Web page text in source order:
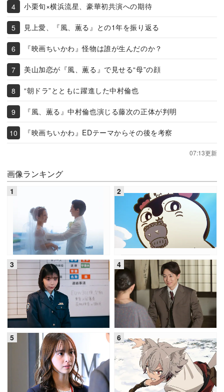
小栗旬×横浜流星、豪華初共演への期待
見上愛、『風、薫る』との1年を振り返る
『映画ちいかわ』怪物は誰が生んだのか？
美山加恋が『風、薫る』で見せる“母”の顔
“朝ドラ”とともに躍進した中村倫也
『風、薫る』中村倫也演じる藤次の正体が判明
『映画ちいかわ』EDテーマからその後を考察
07:13更新
画像ランキング